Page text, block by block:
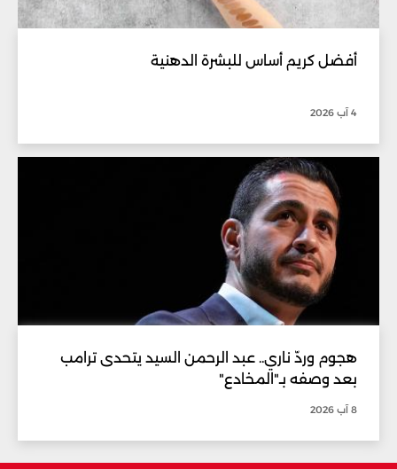
أفضل كريم أساس للبشرة الدهنية
4 آب 2026
هجوم وردّ ناري.. عبد الرحمن السيد يتحدى ترامب
بعد وصفه بـ"المخادع"
8 آب 2026